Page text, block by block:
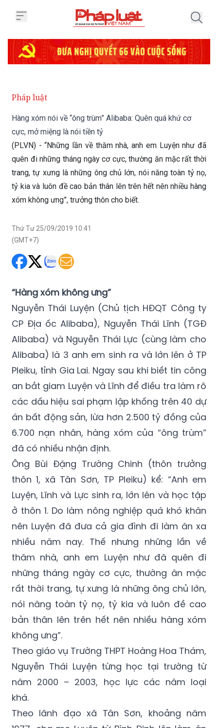
Hàng xóm nói về “ông trùm” Alibaba: Quên quá khứ cơ
(PLVN) - “Những lần về thăm nhà, anh em Luyện như đã
quên đi những tháng ngày cơ cực, thường ăn mặc rất thời
trang, tự xưng là những ông chủ lớn, nói năng toàn tỷ nọ,
tỷ kia và luôn đề cao bản thân lên trên hết nên nhiều hàng
xóm không ưng”, trưởng thôn cho biết.
Thứ Tư 25/09/2019 10:41
“Hàng xóm không ưng”
CP Địa ốc Alibaba), Nguyễn Thái Lĩnh (TGĐ
Alibaba) và Nguyễn Thái Lực (cùng làm cho
Alibaba) là 3 anh em sinh ra và lớn lên ở TP
Pleiku, tỉnh Gia Lai. Ngay sau khi biết tin công
an bắt giam Luyện và Lĩnh để điều tra làm rõ
các dấu hiệu sai phạm lập khống trên 40 dự
án bất động sản, lừa hơn 2.500 tỷ đồng của
6.700 nạn nhân, hàng xóm của “ông trùm”
đã có nhiều nhận định.
Ông Bùi Đặng Trường Chinh (thôn trưởng
thôn 1, xã Tân Sơn, TP Pleiku) kể: “Anh em
Luyện, Lĩnh và Lực sinh ra, lớn lên và học tập
ở thôn 1. Do làm nông nghiệp quá khó khăn
nên Luyện đã đưa cả gia đình đi làm ăn xa
nhiều năm nay. Thế nhưng những lần về
thăm nhà, anh em Luyện như đã quên đi
những tháng ngày cơ cực, thường ăn mặc
rất thời trang, tự xưng là những ông chủ lớn,
nói năng toàn tỷ nọ, tỷ kia và luôn đề cao
bản thân lên trên hết nên nhiều hàng xóm
không ưng”.
Theo giáo vụ Trường THPT Hoàng Hoa Thám,
Nguyễn Thái Luyện từng học tại trường từ
năm 2000 – 2003, học lực các năm loại
khá.
Theo lãnh đạo xã Tân Sơn, khoảng năm
1977, cha mẹ Luyện từ Bình Định lên làm ăn
tại thôn. Học xong phổ thông, anh em Luyện